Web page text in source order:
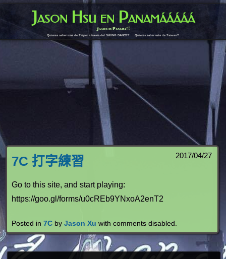
Jason Hsu en Panamááááá
Jason in Panama!!
Quieres saber más de Taipei a través del SWING DANCE? Quieres saber más de Taiwan?
2017/04/27
7C 打字練習
Go to this site, and start playing:
https://goo.gl/forms/u0cREb9YNxoA2enT2
Posted in 7Cby Jason Xu with comments disabled